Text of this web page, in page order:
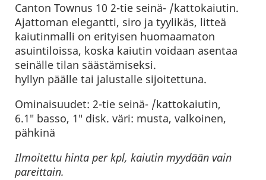
Canton Townus 10 2-tie seinä- /kattokaiutin.
Ajattoman elegantti, siro ja tyylikäs, litteä
kaiutinmalli on erityisen huomaamaton
asuintiloissa, koska kaiutin voidaan asentaa
seinälle tilan säästämiseksi.
hyllyn päälle tai jalustalle sijoitettuna.
Ominaisuudet: 2-tie seinä- /kattokaiutin,
6.1″ basso, 1″ disk. väri: musta, valkoinen,
pähkinä
Ilmoitettu hinta per kpl, kaiutin myydään vain
pareittain.